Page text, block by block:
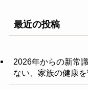
最近の投稿
2026年からの新常
ない、家族の健康